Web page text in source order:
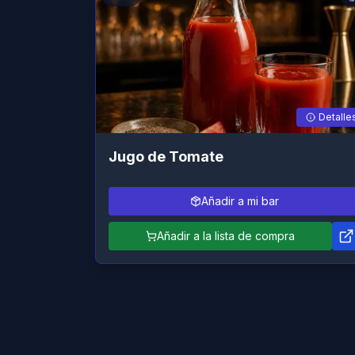
Jugo de Tomate
Añadir a mi bar
Añadir a la lista de compra